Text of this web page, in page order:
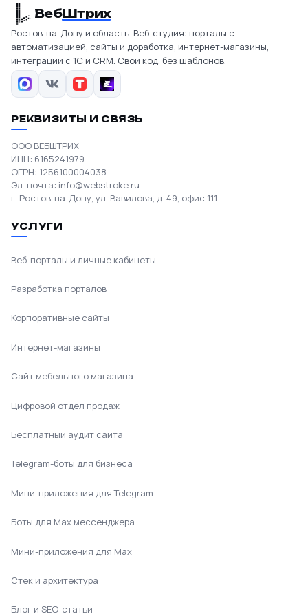
ВебШтрих
Ростов-на-Дону и область. Веб-студия: порталы с
автоматизацией, сайты и доработка, интернет-магазины,
интеграции с 1С и CRM. Свой код, без шаблонов.
РЕКВИЗИТЫ И СВЯЗЬ
ООО ВЕБШТРИХ
ИНН: 6165241979
ОГРН: 1256100004038
Эл. почта: info@webstroke.ru
г. Ростов-на-Дону, ул. Вавилова, д. 49, офис 111
УСЛУГИ
Веб-порталы и личные кабинеты
Разработка порталов
Корпоративные сайты
Интернет-магазины
Сайт мебельного магазина
Цифровой отдел продаж
Бесплатный аудит сайта
Telegram-боты для бизнеса
Мини-приложения для Telegram
Боты для Max мессенджера
Мини-приложения для Max
Стек и архитектура
Блог и SEO-статьи